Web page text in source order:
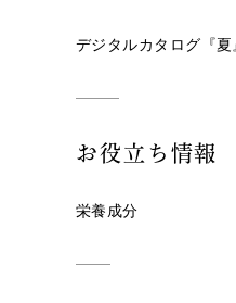
デジタルカタログ『夏
お役立ち情報
栄養成分